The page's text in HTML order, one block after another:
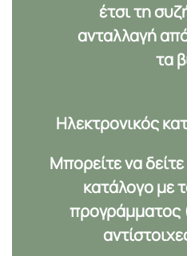
έτσι τη
ανταλλαγή
τα
Ηλεκτρονικός
Μπορείτε να
κατάλογο με
προγράμματος